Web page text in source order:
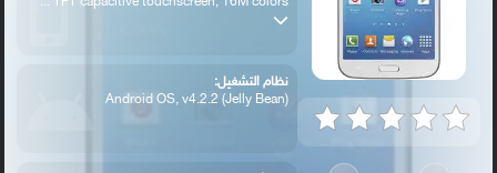
نظام التشغيل:
Android OS, v4.2.2 (Jelly Bean)